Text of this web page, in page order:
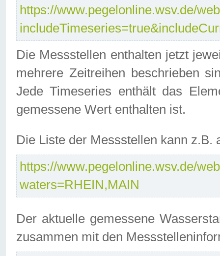
https://www.pegelonline.wsv.de/
Die Messstellen enthalten jetzt
mehrere Zeitreihen beschrieben
Jede Timeseries enthält das
gemessene Wert enthalten ist.
Die Liste der Messstellen kann
https://www.pegelonline.wsv.de/
waters=RHEIN,MAIN
Der aktuelle gemessene
zusammen mit den